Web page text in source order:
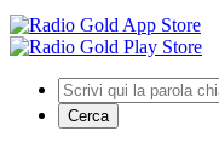
Cerca